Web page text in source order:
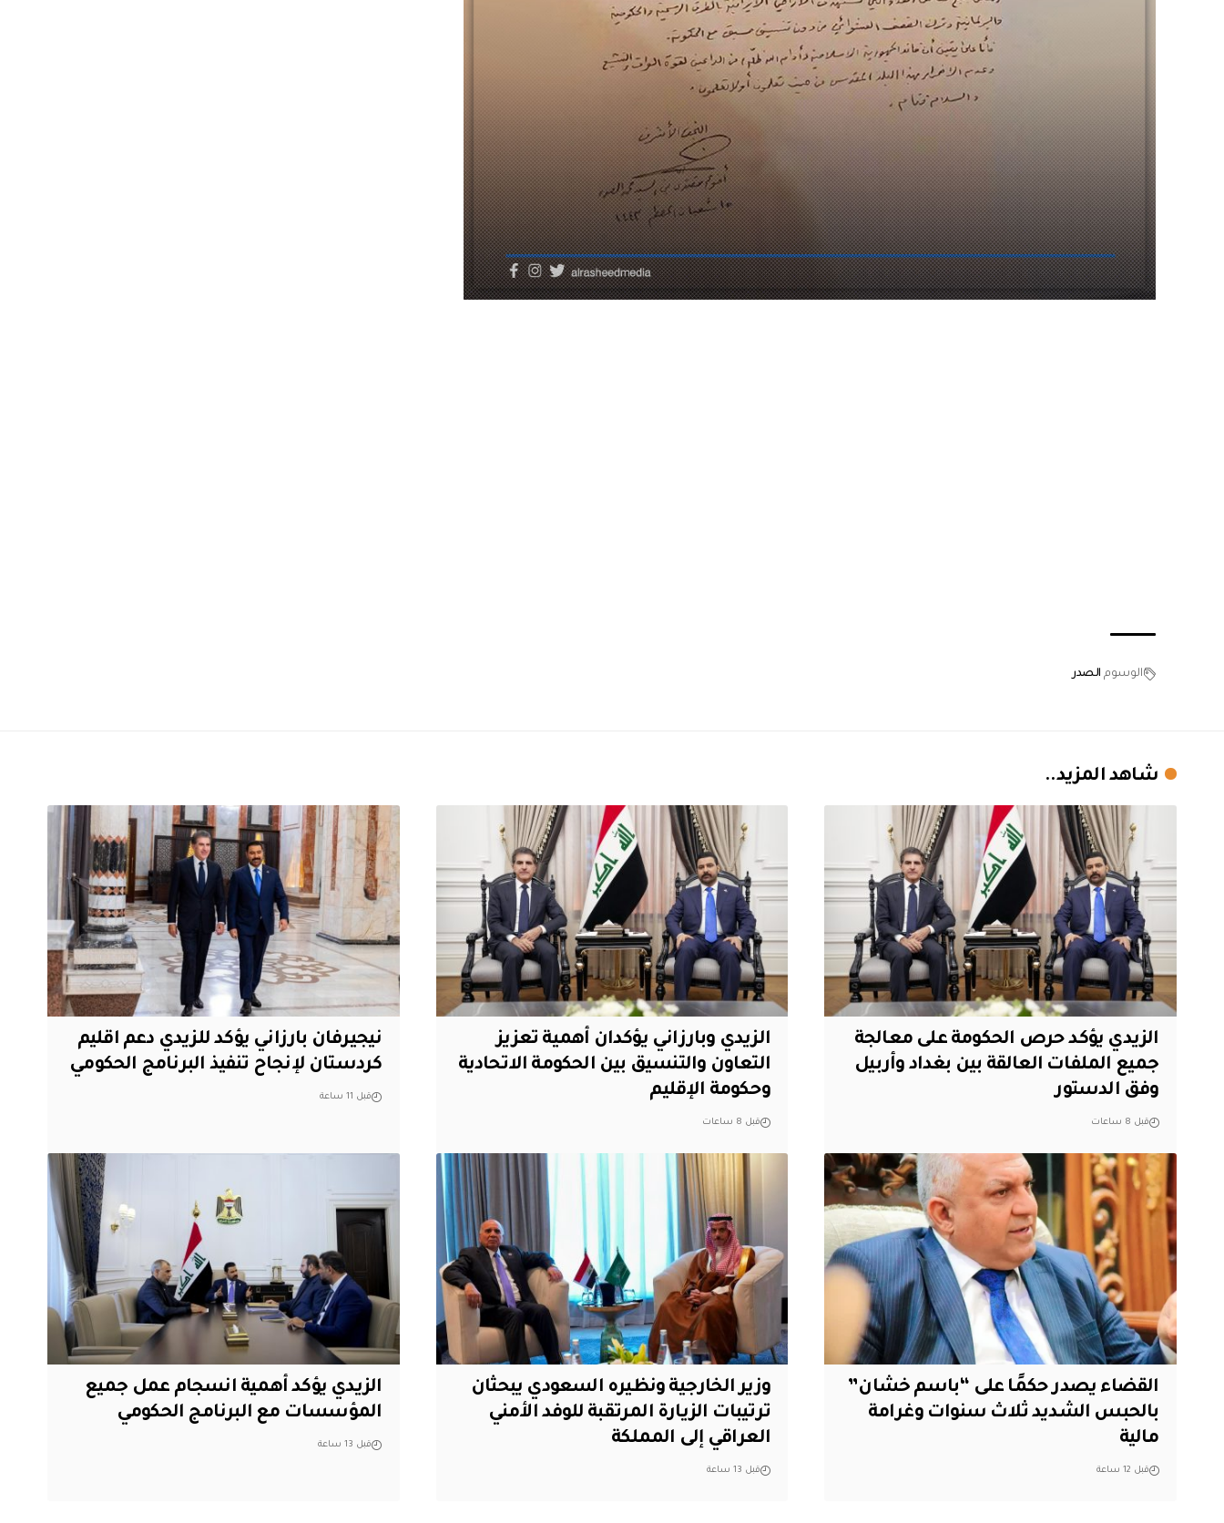
الوسوم الصدر
شاهد المزيد..
الزيدي يؤكد حرص الحكومة على معالجة
جميع الملفات العالقة بين بغداد وأربيل
وفق الدستور
قبل 8 ساعات
الزيدي وبارزاني يؤكدان أهمية تعزيز
التعاون والتنسيق بين الحكومة الاتحادية
وحكومة الإقليم
قبل 8 ساعات
نيجيرفان بارزاني يؤكد للزيدي دعم اقليم
‏كردستان لإنجاح تنفيذ البرنامج الحكومي
قبل 11 ساعة
القضاء يصدر حكمًا على “باسم خشان”
بالحبس الشديد ثلاث سنوات وغرامة
مالية
قبل 12 ساعة
وزير الخارجية ونظيره السعودي يبحثان
ترتيبات الزيارة المرتقبة للوفد الأمني
العراقي إلى المملكة
قبل 13 ساعة
الزيدي يؤكد أهمية انسجام عمل جميع
المؤسسات مع البرنامج الحكومي
قبل 13 ساعة